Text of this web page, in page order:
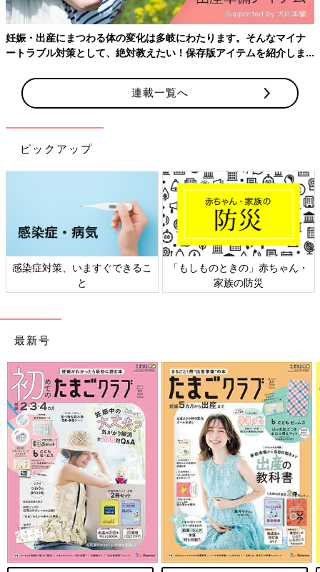
妊娠・出産にまつわる体の変化は多岐にわたります。そんなマイナ
ートラブル対策として、絶対教えたい！保存版アイテムを紹介しま
連載一覧へ
ピックアップ
感染症対策、いますぐできるこ
と
「もしものときの」赤ちゃん・
家族の防災
最新号